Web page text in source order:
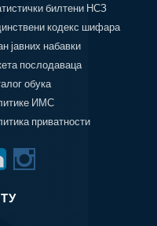
билтени НСЗ
кодекс шифара
јавних набавки
послодаваца
обука
ИМС
приватности